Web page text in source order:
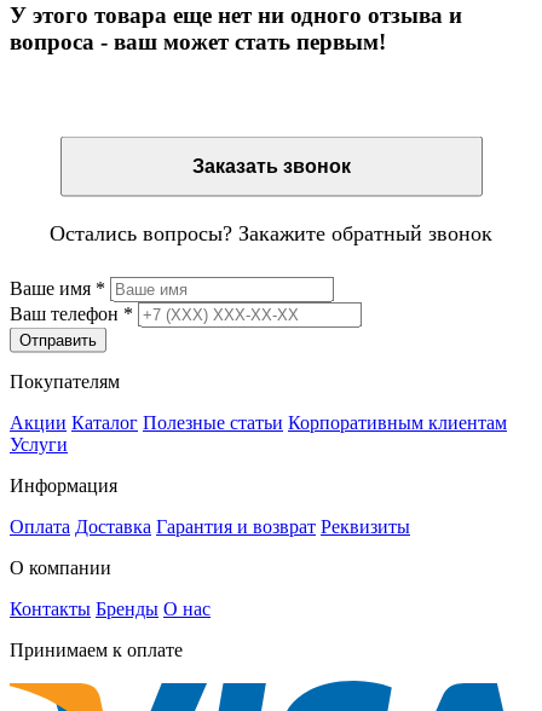
У этого товара еще нет ни одного отзыва и
вопроса - ваш может стать первым!
Заказать звонок
Остались вопросы? Закажите обратный звонок
Ваше имя *
Ваш телефон *
Отправить
Покупателям
Акции Каталог Полезные статьи Корпоративным клиентам
Услуги
Информация
Оплата Доставка Гарантия и возврат Реквизиты
О компании
Контакты Бренды О нас
Принимаем к оплате